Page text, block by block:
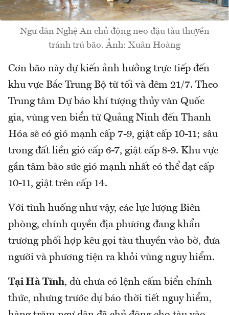
Ngư dân Nghệ An chủ động neo đậu tàu thuyền
tránh trú bão. Ảnh: Xuân Hoàng
Cơn bão này dự kiến ảnh hưởng trực tiếp đến
khu vực Bắc Trung Bộ từ tối và đêm 21/7. Theo
Trung tâm Dự báo khí tượng thủy văn Quốc
gia, vùng ven biển từ Quảng Ninh đến Thanh
Hóa sẽ có gió mạnh cấp 7-9, giật cấp 10-11; sâu
trong đất liền gió cấp 6-7, giật cấp 8-9. Khu vực
gần tâm bão sức gió mạnh nhất có thể đạt cấp
10-11, giật trên cấp 14.
Với tình huống như vậy, các lực lượng Biên
phòng, chính quyền địa phương đang khẩn
trương phối hợp kêu gọi tàu thuyền vào bờ, đưa
người và phương tiện ra khỏi vùng nguy hiểm.
Tại Hà Tĩnh, dù chưa có lệnh cấm biển chính
thức, nhưng trước dự báo thời tiết nguy hiểm,